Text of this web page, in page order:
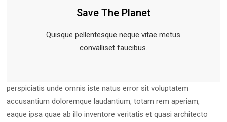
Save The Planet
Quisque pellentesque neque vitae metus
convalliset faucibus.
perspiciatis unde omnis iste natus error sit voluptatem
accusantium doloremque laudantium, totam rem aperiam,
eaque ipsa quae ab illo inventore veritatis et quasi architecto